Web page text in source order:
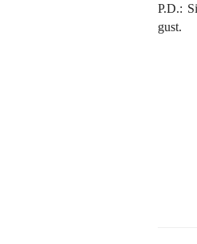
P.D.:
gust.